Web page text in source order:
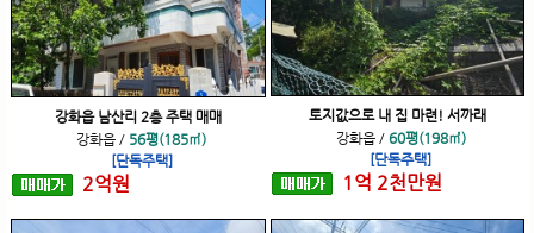
강화읍 남산리 2층 주택 매매
강화읍 / 56평(185㎡)
[단독주택]
2억원
토지값으로 내 집 마련! 서까래
강화읍/ 60평(198㎡)
[단독주택]
1 억 2천만원